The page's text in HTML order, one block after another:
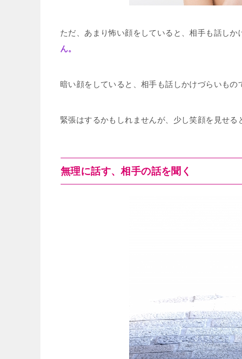
ただ、あまり怖い顔をしていると、相手も話しか
ん。
暗い顔をしていると、相手も話しかけづらいもの
緊張はするかもしれませんが、少し笑顔を見せる
無理に話す、相手の話を聞く